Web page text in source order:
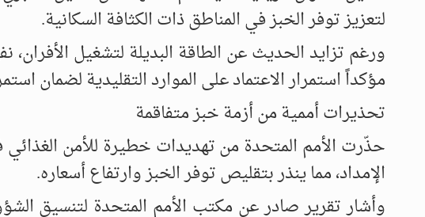
لتعزيز توفر الخبز في المناطق ذات الكثافة السكانية.
ورغم تزايد الحديث عن الطاقة البديلة لتشغيل
مؤكداً استمرار الاعتماد على الموارد التقليدية لضمان
تحذيرات أممية من أزمة خبز متفاقمة
حذّرت الأمم المتحدة من تهديدات خطيرة للأمن
الإمداد، مما ينذر بتقليص توفر الخبز وارتفاع أسعاره.